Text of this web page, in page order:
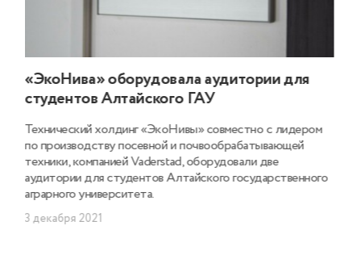
«ЭкоНива» оборудовала аудитории для
студентов Алтайского ГАУ
Технический холдинг «ЭкоНивы» совместно с лидером
по производству посевной и почвообрабатывающей
техники, компанией Vaderstad, оборудовали две
аудитории для студентов Алтайского государственного
аграрного университета.
3 декабря 2021